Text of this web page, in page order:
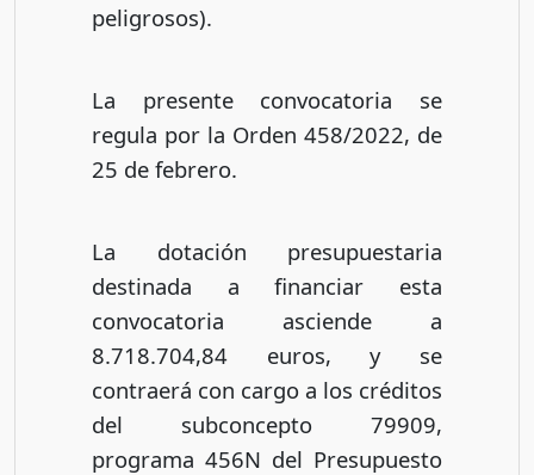
peligrosos).
La presente convocatoria se
regula por la Orden 458/2022, de
25 de febrero.
La dotación presupuestaria
destinada a financiar esta
convocatoria asciende a
8.718.704,84 euros, y se
contraerá con cargo a los créditos
del subconcepto 79909,
programa 456N del Presupuesto